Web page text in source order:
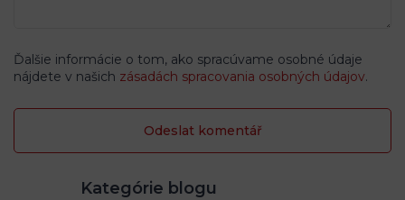
Ďalšie informácie o tom, ako spracúvame osobné údaje
nájdete v našich zásadách spracovania osobných údajov.
Kategórie blogu